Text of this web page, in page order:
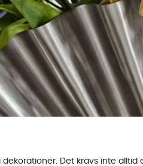
Det krävs inte